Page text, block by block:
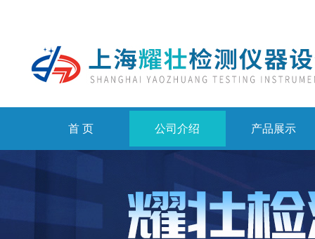
首 页 公司介绍 产品展示